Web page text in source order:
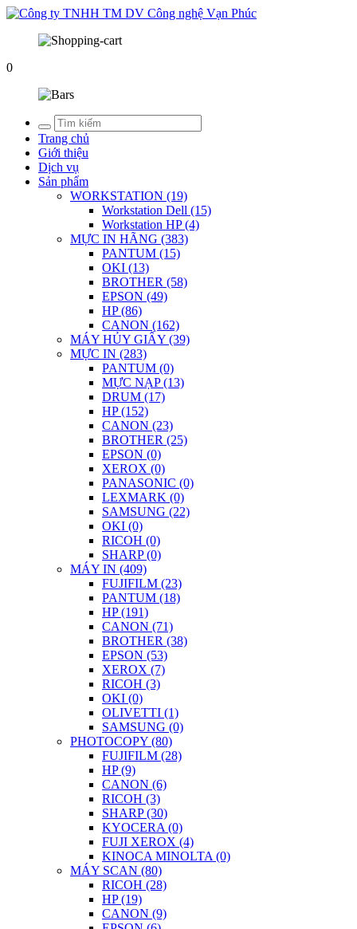
0
Trang chủ
Giới thiệu
Dịch vụ
Sản phẩm
WORKSTATION (19)
Workstation Dell (15)
Workstation HP (4)
MỰC IN HÃNG (383)
PANTUM (15)
OKI (13)
BROTHER (58)
EPSON (49)
HP (86)
CANON (162)
MÁY HỦY GIẤY (39)
MỰC IN (283)
PANTUM (0)
MỰC NẠP (13)
DRUM (17)
HP (152)
CANON (23)
BROTHER (25)
EPSON (0)
XEROX (0)
PANASONIC (0)
LEXMARK (0)
SAMSUNG (22)
OKI (0)
RICOH (0)
SHARP (0)
MÁY IN (409)
FUJIFILM (23)
PANTUM (18)
HP (191)
CANON (71)
BROTHER (38)
EPSON (53)
XEROX (7)
RICOH (3)
OKI (0)
OLIVETTI (1)
SAMSUNG (0)
PHOTOCOPY (80)
FUJIFILM (28)
HP (9)
CANON (6)
RICOH (3)
SHARP (30)
KYOCERA (0)
FUJI XEROX (4)
KINOCA MINOLTA (0)
MÁY SCAN (80)
RICOH (28)
HP (19)
CANON (9)